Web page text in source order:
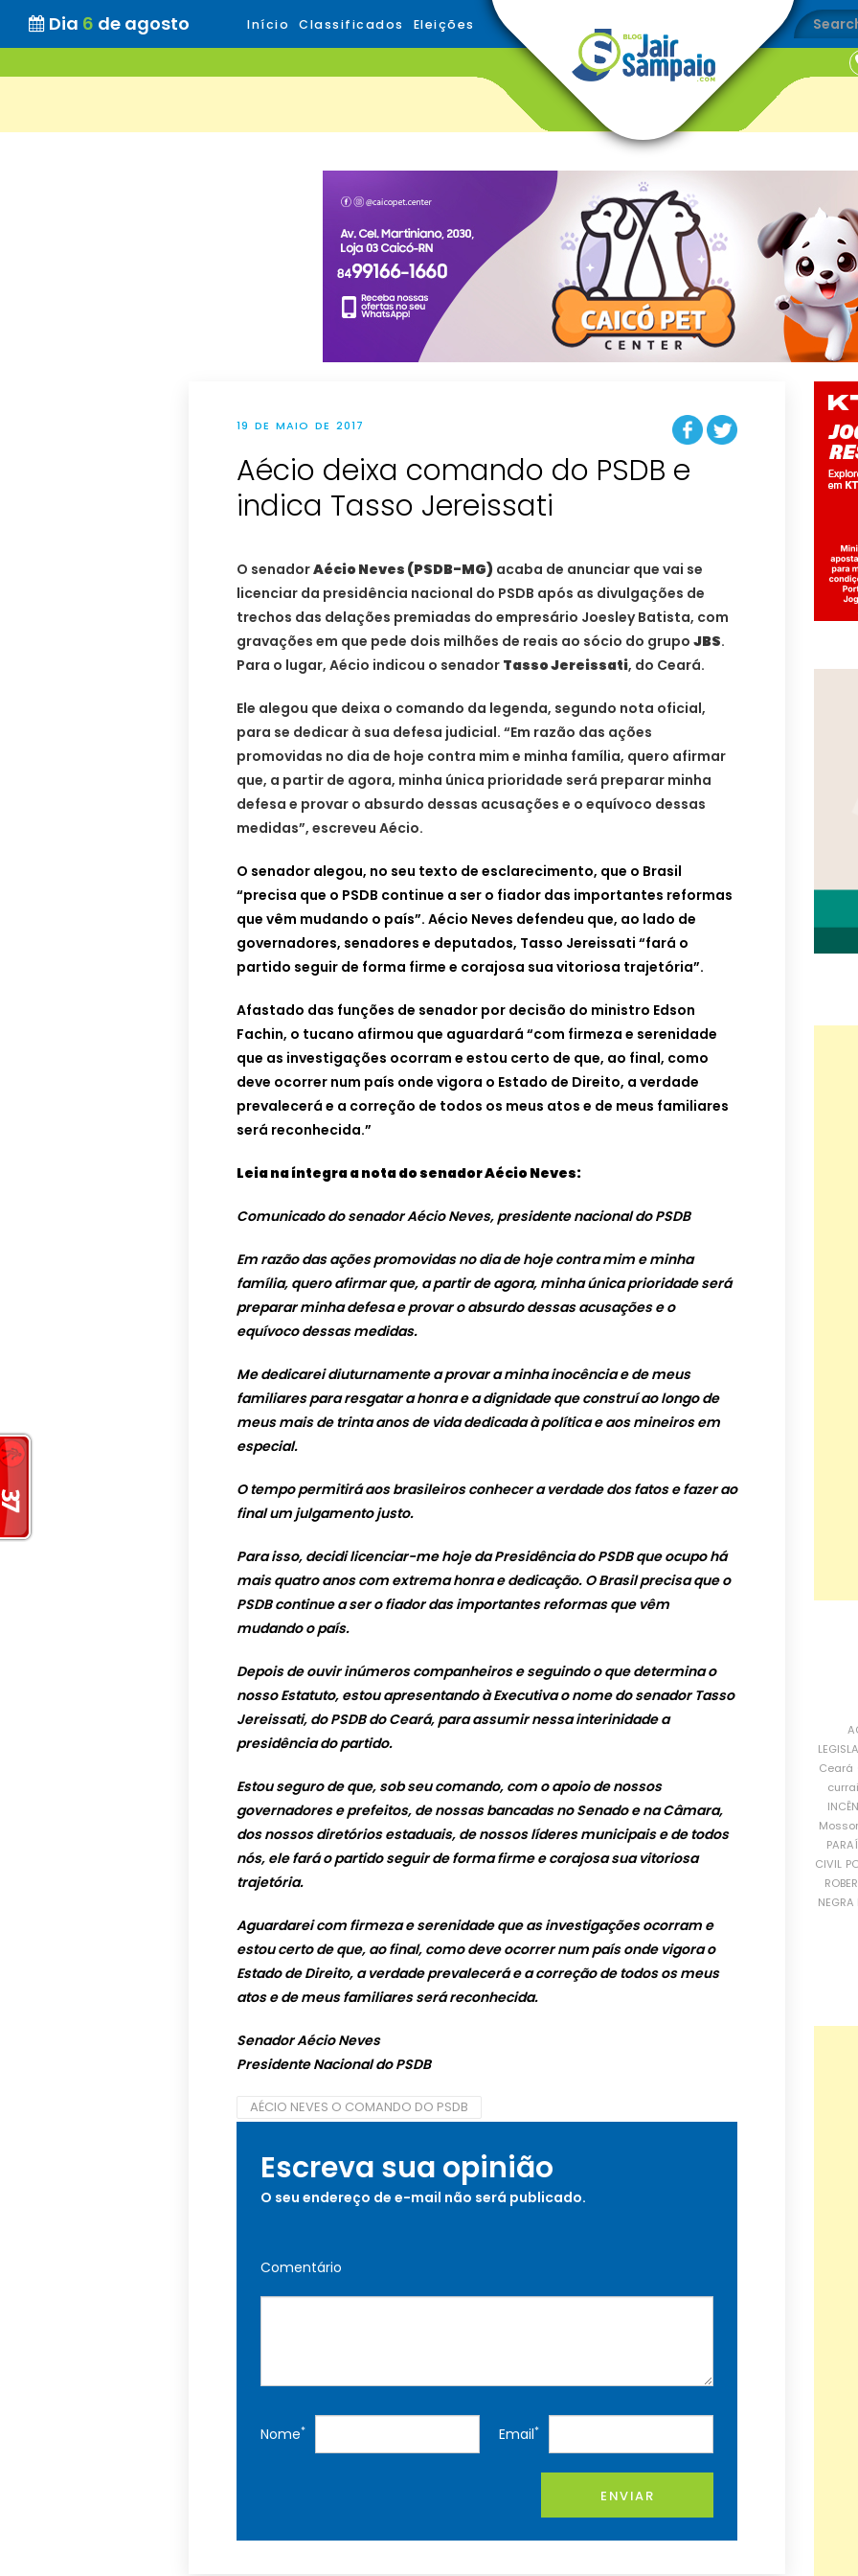
Dia 6 de agosto Início Classificados Eleições
19 DE MAIO DE 2017
Aécio deixa comando do PSDB e
indica Tasso Jereissati
O senadorAécio Neves (PSDB-MG) acaba de anunciar que vai se
licenciar da presidência nacional do PSDB após as divulgações de
trechos das delações premiadas do empresário Joesley Batista, com
gravações em que pede dois milhões de reais ao sócio do grupo JBS.
Para o lugar, Aécio indicou o senador Tasso Jereissati, do Ceará.
Ele alegou que deixa o comando da legenda, segundo nota oficial,
para se dedicar à sua defesa judicial. “Em razão das ações
promovidas no dia de hoje contra mim e minha família, quero afirmar
que, a partir de agora, minha única prioridade será preparar minha
defesa e provar o absurdo dessas acusações e o equívoco dessas
medidas”, escreveu Aécio.
O senador alegou, no seu texto de esclarecimento, que o Brasil
“precisa que o PSDB continue a ser o fiador das importantes reformas
que vêm mudando o país”. Aécio Neves defendeu que, ao lado de
governadores, senadores e deputados, Tasso Jereissati “fará o
partido seguir de forma firme e corajosa sua vitoriosa trajetória”.
Afastado das funções de senador por decisão do ministro Edson
Fachin, o tucano afirmou que aguardará “com firmeza e serenidade
que as investigações ocorram e estou certo de que, ao final, como
deve ocorrer num país onde vigora o Estado de Direito, a verdade
prevalecerá e a correção de todos os meus atos e de meus familiares
será reconhecida.”
Leia na íntegra a nota do senador Aécio Neves:
Comunicado do senador Aécio Neves, presidente nacional do PSDB
Em razão das ações promovidas no dia de hoje contra mim e minha
família, quero afirmar que, a partir de agora, minha única prioridade será
preparar minha defesa e provar o absurdo dessas acusações e o
equívoco dessas medidas.
Me dedicarei diuturnamente a provar a minha inocência e de meus
familiares para resgatar a honra e a dignidade que construí ao longo de
meus mais de trinta anos de vida dedicada à política e aos mineiros em
especial.
O tempo permitirá aos brasileiros conhecer a verdade dos fatos e fazer ao
final um julgamento justo.
Para isso, decidi licenciar-me hoje da Presidência do PSDB que ocupo há
mais quatro anos com extrema honra e dedicação. O Brasil precisa que o
PSDB continue a ser o fiador das importantes reformas que vêm
mudando o país.
Depois de ouvir inúmeros companheiros e seguindo o que determina o
nosso Estatuto, estou apresentando à Executiva o nome do senador Tasso
Jereissati, do PSDB do Ceará, para assumir nessa interinidade a
presidência do partido.
Estou seguro de que, sob seu comando, com o apoio de nossos
governadores e prefeitos, de nossas bancadas no Senado e na Câmara,
dos nossos diretórios estaduais, de nossos líderes municipais e de todos
nós, ele fará o partido seguir de forma firme e corajosa sua vitoriosa
trajetória.
Aguardarei com firmeza e serenidade que as investigações ocorram e
estou certo de que, ao final, como deve ocorrer num país onde vigora o
Estado de Direito, a verdade prevalecerá e a correção de todos os meus
atos e de meus familiares será reconhecida.
Senador Aécio Neves
Presidente Nacional do PSDB
AÉCIO NEVES O COMANDO DO PSDB
Escreva sua opinião
O seu endereço de e-mail não será publicado.
Comentário
Nome* Email*
ENVIAR
Ceará
CIVIL
NEGRA